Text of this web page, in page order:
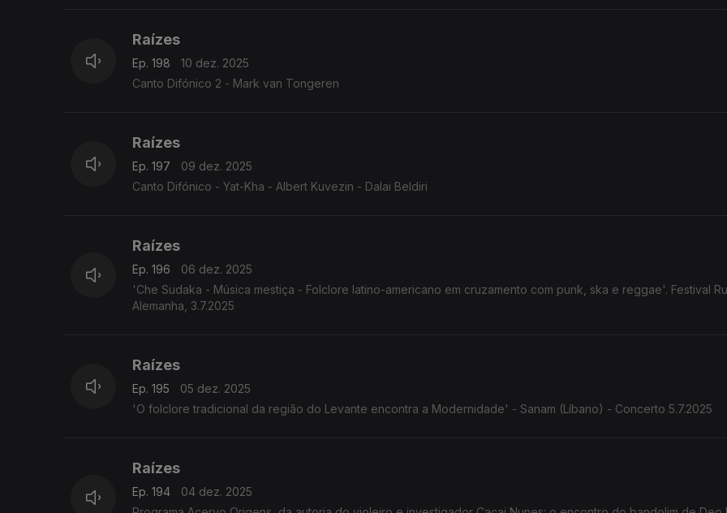
Raízes
Ep. 198
10 dez. 2025
Canto Difónico 2 - Mark van Tongeren
Raízes
Ep. 197
09 dez. 2025
Canto Difónico - Yat-Kha - Albert Kuvezin - Dalai Beldiri
Raízes
Ep. 196
06 dez. 2025
'Che Sudaka - Música mestiça - Folclore latino-americano em cruzamento com punk, ska e reggae'. Festival
Alemanha, 3.7.2025
Raízes
Ep. 195
05 dez. 2025
'O folclore tradicional da região do Levante encontra a Modernidade' - Sanam (Líbano) - Concerto 5.7.2025
Raízes
Ep. 194
04 dez. 2025